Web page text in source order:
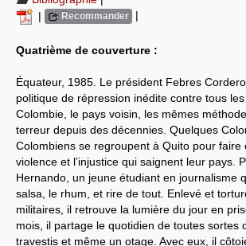
International
Systèmes & société sous contrôle
Nouvelles de l’antirépublique
Crises "Covid-19 & H1N1"
Guerre en Ukraine
|
Recommander |
Quatrième de couverture :
Équateur, 1985. Le président Febres
politique de répression inédite contre tous
Colombie, le pays voisin, les mêmes
terreur depuis des décennies. Quelques
Colombiens se regroupent à Quito pour faire
violence et l’injustice qui saignent leur pays.
Hernando, un jeune étudiant en journalisme
salsa, le rhum, et rire de tout. Enlevé et
militaires, il retrouve la lumière du jour en
mois, il partage le quotidien de toutes sortes
travestis et même un otage. Avec eux, il